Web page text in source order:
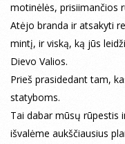
motinėlės, prisiimančios
Atėjo branda ir atsakyti
mintį, ir viską, ką jūs
Dievo Valios.
Prieš prasidedant tam,
statyboms.
Tai dabar mūsų rūpestis
išvalėme aukščiausius